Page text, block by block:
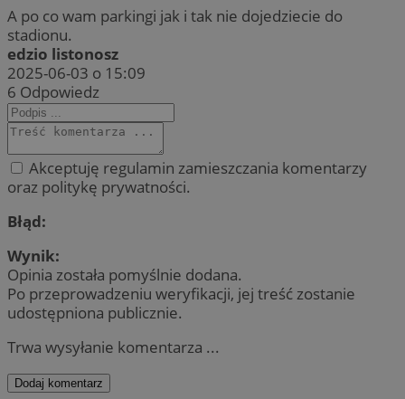
A po co wam parkingi jak i tak nie dojedziecie do
stadionu.
edzio listonosz
2025-06-03 o 15:09
6 Odpowiedz
Akceptuję regulamin zamieszczania komentarzy
oraz politykę prywatności.
Błąd:
Wynik:
Opinia została pomyślnie dodana.
Po przeprowadzeniu weryfikacji, jej treść zostanie
udostępniona publicznie.
Trwa wysyłanie komentarza ...
Dodaj komentarz